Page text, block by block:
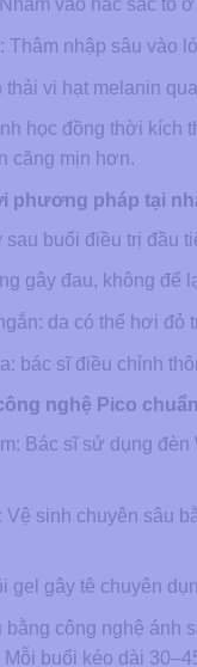
vào hắc sắc tố
Thâm nhập sâu vào
thải vi hạt melanin
học đồng thời kích
căng mịn hơn.
phương pháp tại
sau buổi điều trị đầu
gây đau, không để
da có thể hơi
bác sĩ điều chỉnh
nghệ Pico
Bác sĩ sử dụng đèn
Vệ sinh chuyên sâu
gel gây tê chuyên
công nghệ ánh
Mỗi buổi kéo dài